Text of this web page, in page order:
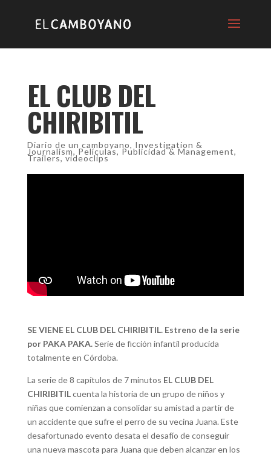
EL CLUB DEL
CHIRIBITIL
Diario de un camboyano, Investigation &
Journalism,Películas,Publicidad & Management,
Trailers,videoclips
SE VIENE EL CLUB DEL CHIRIBITIL. Estreno de la serie
por PAKA PAKA.Serie de ficción infantil producida
totalmente en Córdoba.
La serie de 8 capítulos de 7 minutos EL CLUB DEL
CHIRIBITILcuenta la historia de un grupo de niños y
niñas que comienzan a consolidar su amistad a partir de
un accidente que sufre el perro de su vecina Juana. Este
desafortunado evento desata el desafío de conseguir
una nueva mascota para Juana que deben alcanzar en los